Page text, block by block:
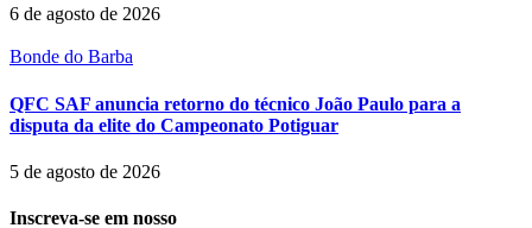
6 de agosto de 2026
Bonde do Barba
QFC SAF anuncia retorno do técnico João Paulo para a
disputa da elite do Campeonato Potiguar
5 de agosto de 2026
Inscreva-se em nosso